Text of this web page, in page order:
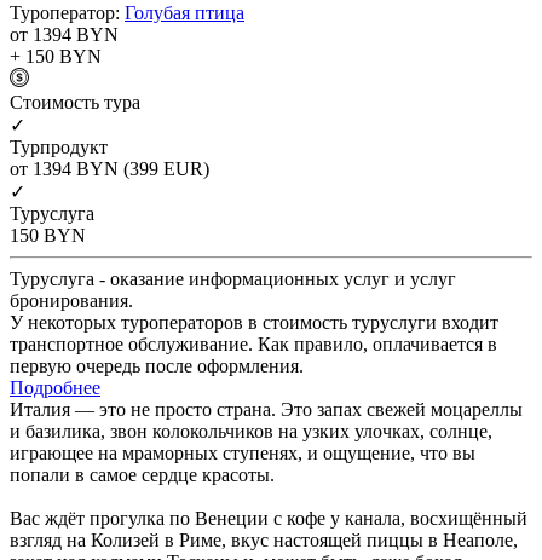
Туроператор: Голубая птица
от 1394 BYN
+ 150 BYN
Cтоимость тура
✓
Турпродукт
от 1394 BYN (399 EUR)
✓
Туруслуга
150 BYN
Туруслуга - оказание информационных услуг и услуг
бронирования.
У некоторых туроператоров в стоимость туруслуги входит
транспортное обслуживание. Как правило, оплачивается в
первую очередь после оформления.
Подробнее
Италия — это не просто страна. Это запах свежей моцареллы
и базилика, звон колокольчиков на узких улочках, солнце,
играющее на мраморных ступенях, и ощущение, что вы
попали в самое сердце красоты.
Вас ждёт прогулка по Венеции с кофе у канала, восхищённый
взгляд на Колизей в Риме, вкус настоящей пиццы в Неаполе,